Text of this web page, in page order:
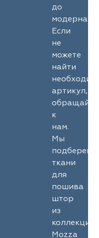
до
модерна.
Если
не
можете
найти
артикул,
к
нам.
Мы
подберем
ткани
для
пошива
штор
из
Mozza